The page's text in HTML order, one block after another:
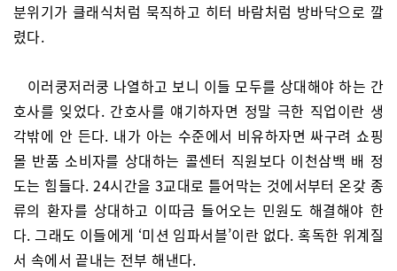
분위기가 클래식처럼 묵직하고 히터 바람처럼 방바닥으로 깔
렸다.
이러쿵저러쿵 나열하고 보니 이들 모두를 상대해야 하는 간
호사를 잊었다. 간호사를 얘기하자면 정말 극한 직업이란 생
각밖에 안 든다. 내가 아는 수준에서 비유하자면 싸구려 쇼핑
몰 반품 소비자를 상대하는 콜센터 직원보다 이천삼백 배 정
도는 힘들다. 24시간을 3교대로 틀어막는 것에서부터 온갖 종
류의 환자를 상대하고 이따금 들어오는 민원도 해결해야 한
다. 그래도 이들에게 ‘미션 임파서블’이란 없다. 혹독한 위계질
서 속에서 끝내는 전부 해낸다.